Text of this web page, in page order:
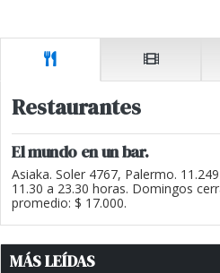
Restaurantes
El mundo en un bar.
Asiaka. Soler 4767, Palermo.
11.30 a 23.30 horas. Domingos
promedio: $ 17.000.
MÁS LEÍDAS